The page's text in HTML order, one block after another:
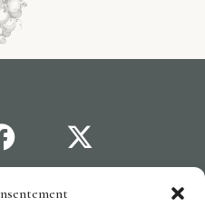
C.G.V Cookies